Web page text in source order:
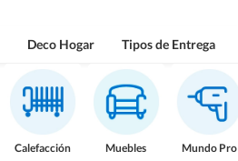
Deco Hogar Tipos de Entrega
Calefacción Muebles Mundo Pro